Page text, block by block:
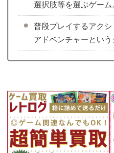
選択肢等を選ぶゲーム
普段プレイするアク
アドベンチャーという